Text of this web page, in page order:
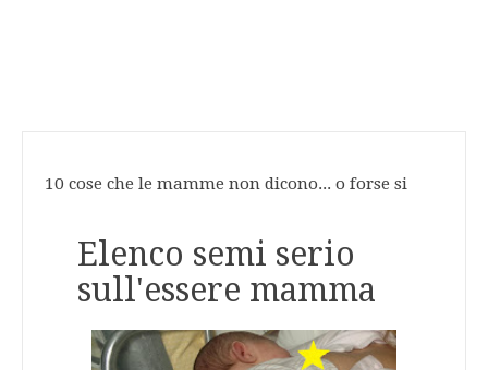
10 cose che le mamme non dicono... o forse si
Elenco semi serio
sull'essere mamma